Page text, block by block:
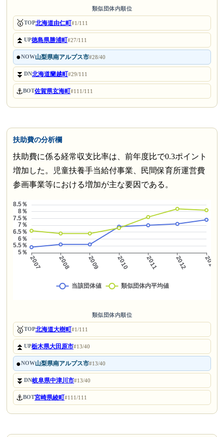
類似団体内順位
🥇TOP北海道由仁町#1/111
⏫UP徳島県勝浦町#27/111
●NOW山梨県南アルプス市#28/40
⏬DN北海道蘭越町#29/111
⚓BOT佐賀県玄海町#111/111
扶助費の分析欄
扶助費に係る経常収支比率は、前年度比で0.3ポイント
増加した。児童扶養手当給付事業、民間保育所運営費
参画事業等における増加が主な要因である。
類似団体内順位
🥇TOP北海道大樹町#1/111
⏫UP栃木県大田原市#13/40
●NOW山梨県南アルプス市#13/40
⏬DN岐阜県中津川市#13/40
⚓BOT宮崎県綾町#111/111